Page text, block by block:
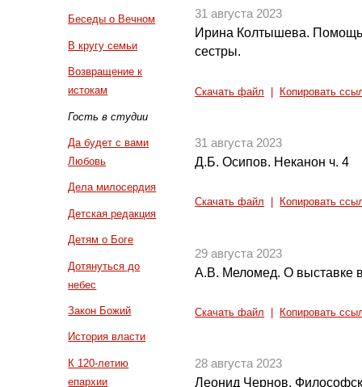
Беседы о Вечном
В кругу семьи
Возвращение к
истокам
Гость в студии
Да будет с вами
Любовь
Дела милосердия
Детская редакция
Детям о Боге
Дотянуться до
небес
Закон Божий
История власти
К 120-летию
епархии
31 августа 2023
Ирина Колтышева. Помощь
сестры.
Скачать файл Копировать
31 августа 2023
Д.Б. Осипов. Неканон ч. 4
Скачать файл Копировать
29 августа 2023
А.В. Меломед. О выставке
Скачать файл Копировать
28 августа 2023
Леонид Чернов.